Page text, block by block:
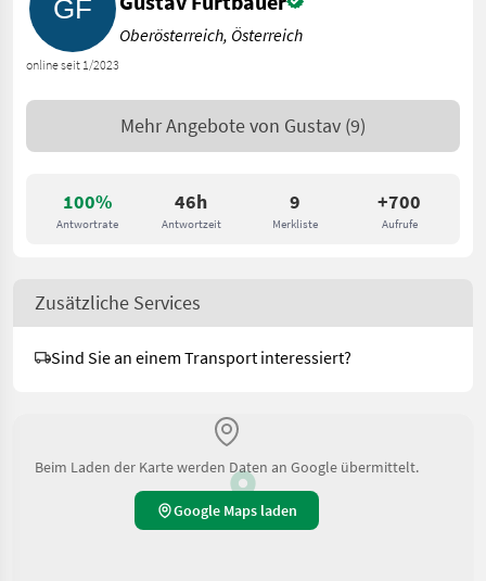
100%
Antwortrate
46h
Antwortzeit
9
Merkliste
+700
Aufrufe
online seit 1/2023
Oberösterreich, Österreich
Mehr Angebote von Gustav (9)
Zusätzliche Services
Sind Sie an einem Transport interessiert?
Beim Laden der Karte werden Daten an Google übermittelt.
Google Maps laden